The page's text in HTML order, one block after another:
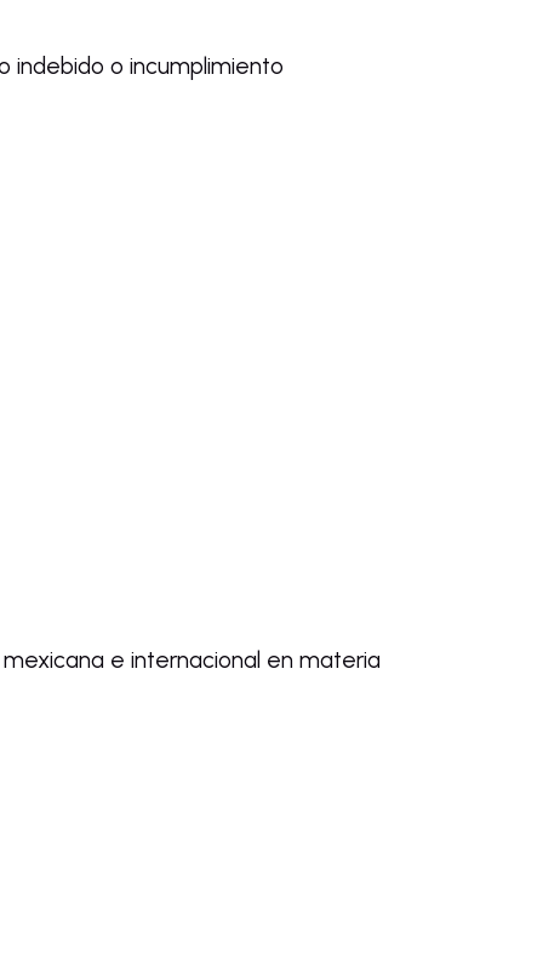
indebido o incumplimiento
e internacional en materia